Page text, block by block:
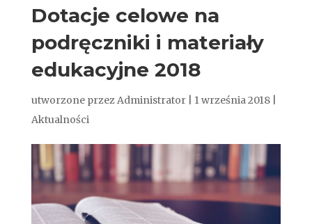
Dotacje celowe na
podręczniki i materiały
edukacyjne 2018
utworzone przezAdministrator| 1 września 2018|
Aktualności